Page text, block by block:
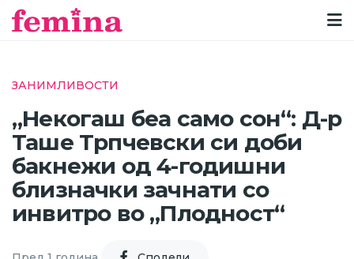
ЗАНИМЛИВОСТИ
„Некогаш беа само сон“: Д-р
Таше Трпчевски си доби
бакнежи од 4-годишни
близначки зачнати со
инвитро во „Плодност“